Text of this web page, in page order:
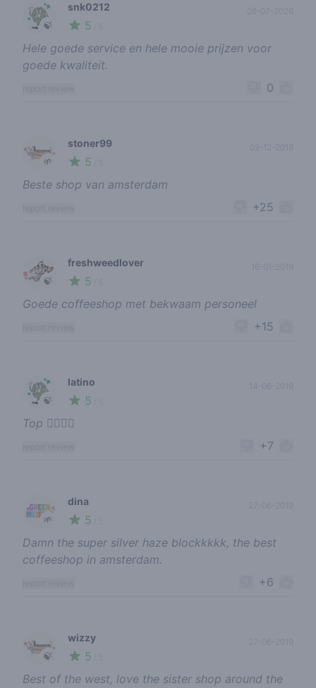
🍃
snk0212
5
Hele goede service en hele mooie prijzen voor
goede kwaliteit.
0
🌱
stoner99
5
Beste shop van amsterdam
+25
🍃
freshweedlover
5
Goede coffeeshop met bekwaam personeel
+15
🍃
latino
5
Top 👍🏽💪🏽
+7
🌱
dina
5
Damn the super silver haze blockkkkk, the best
coffeeshop in amsterdam.
+6
🍃
wizzy
5
Best of the west, love the sister shop around the